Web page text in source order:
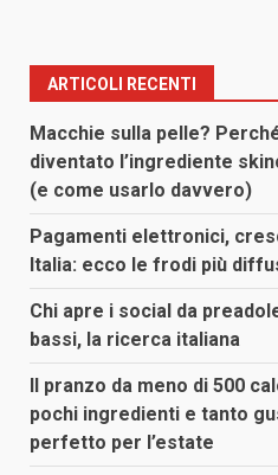
ARTICOLI RECENTI
Macchie sulla pelle?
diventato l’ingrediente
(e come usarlo davvero)
Pagamenti elettronici,
Italia: ecco le frodi più
Chi apre i social da
bassi, la ricerca italiana
Il pranzo da meno di 500
pochi ingredienti e tanto
perfetto per l’estate